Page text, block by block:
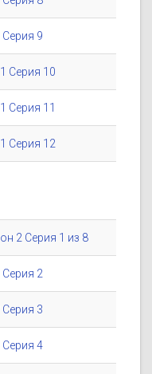
9
Серия 10
Серия 11
Серия 12
2 Серия 1 из 8
Серия 2
3
Серия 4